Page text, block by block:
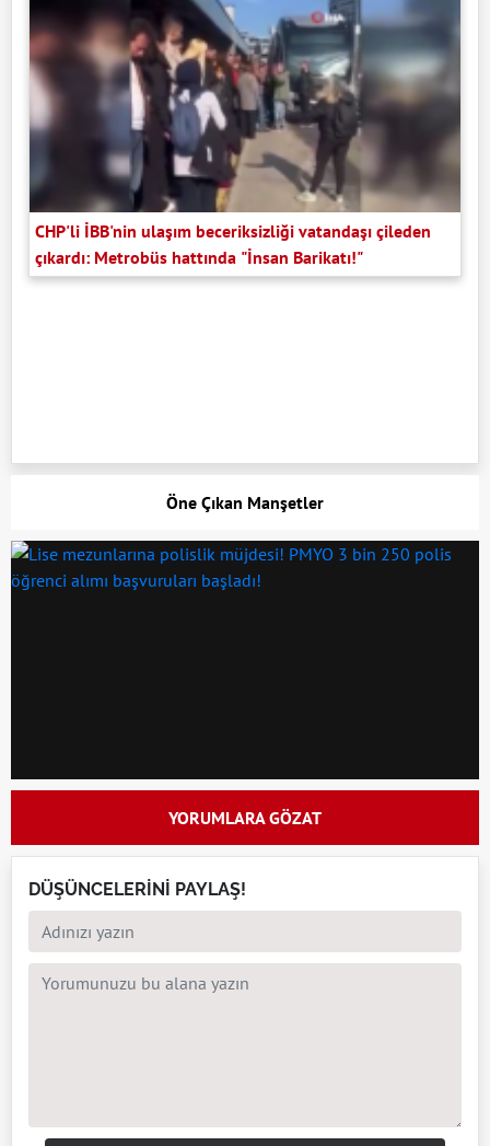
CHP'li İBB'nin ulaşım beceriksizliği vatandaşı çileden
çıkardı: Metrobüs hattında "İnsan Barikatı!"
Öne Çıkan Manşetler
YORUMLARA GÖZAT
DÜŞÜNCELERİNİ PAYLAŞ!